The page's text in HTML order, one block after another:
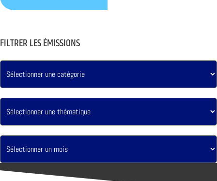
FILTRER LES ÉMISSIONS